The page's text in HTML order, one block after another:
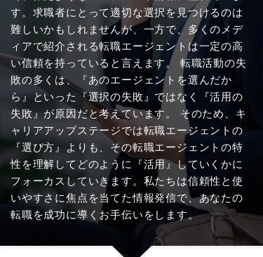
す。求職者にとって適切な選択を見つけるのは
難しいかもしれませんが、一方で、多くのメデ
ィアで紹介される転職エージェントは一定の高
い信頼を持っていると言えます。 転職活動の失
敗の多くは、『あのエージェントを選んだか
ら』といった『選択の失敗』ではなく『活用の
失敗』が原因だと考えています。 そのため、キ
ャリアアップステージでは転職エージェントの
『選び方』よりも、その転職エージェントの特
性を理解してどのように『活用』していくかに
フォーカスしていきます。私たちは信頼性と使
いやすさに焦点を当てた情報発信で、あなたの
転職を成功に導くお手伝いをします。